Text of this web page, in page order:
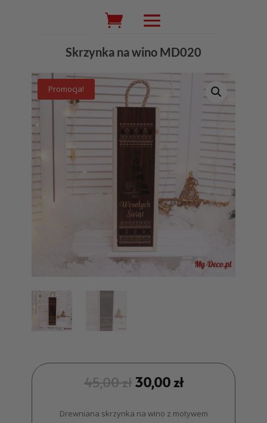
Wyszukiwarka
produktów
Skrzynka na wino MD020
Promocja!
45,00zł 30,00zł
Drewniana skrzynka na wino z motywem